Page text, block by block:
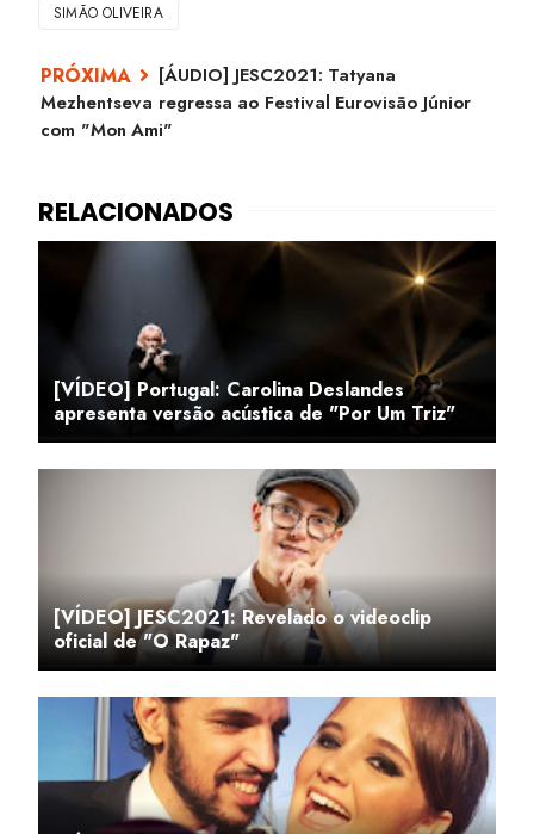
SIMÃO OLIVEIRA
[ÁUDIO] JESC2021: Tatyana
Mezhentseva regressa ao Festival Eurovisão Júnior
com "Mon Ami"
[VÍDEO] Portugal: Carolina Deslandes
apresenta versão acústica de "Por Um Triz"
[VÍDEO] JESC2021: Revelado o videoclip
oficial de "O Rapaz"